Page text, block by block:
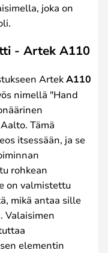
joka on
- Artek A110
ArtekA110
nimellä "Hand
Tämä
itsessään, ja se
rohkean
on valmistettu
mikä antaa sille
Valaisimen
elementin